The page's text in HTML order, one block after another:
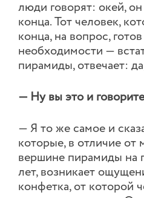
люди говорят: окей,
конца. Тот человек,
конца, на вопрос,
необходимости —
пирамиды, отвечает:
— Ну вы это и
— Я то же самое и
которые, в отличие от
вершине пирамиды на
лет, возникает
конфетка, от которой